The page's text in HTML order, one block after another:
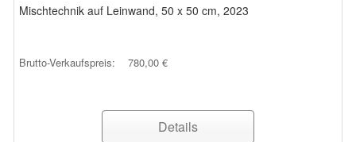
Mischtechnik auf Leinwand, 50 x 50 cm, 2023
Brutto-Verkaufspreis: 780,00 €
Details